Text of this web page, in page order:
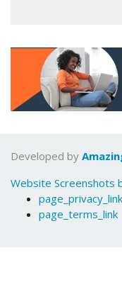
Developed by
Website Screenshots
page_privacy_link
page_terms_link